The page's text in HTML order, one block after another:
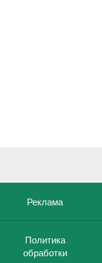
Реклама
Политика
обработки